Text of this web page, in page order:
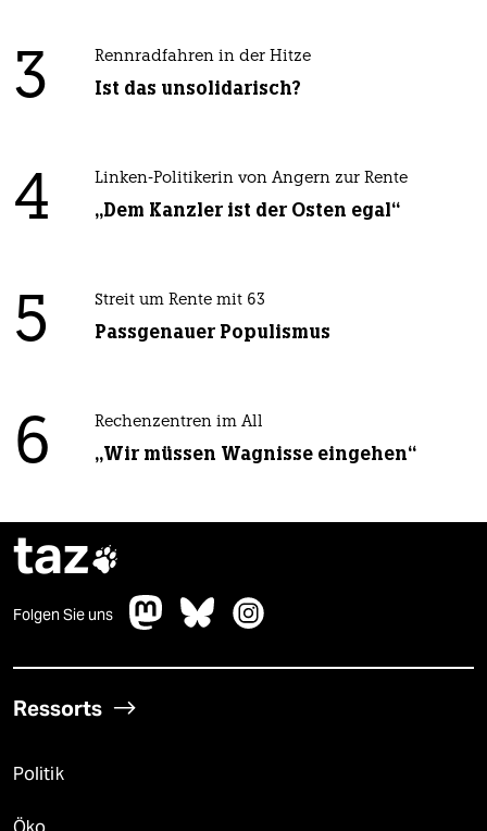
3 Rennradfahren in der Hitze
Ist das unsolidarisch?
4 Linken-Politikerin von Angern zur Rente
„Dem Kanzler ist der Osten egal“
5 Streit um Rente mit 63
Passgenauer Populismus
6 Rechenzentren im All
„Wir müssen Wagnisse eingehen“
taz
Folgen Sie uns
Ressorts
Politik